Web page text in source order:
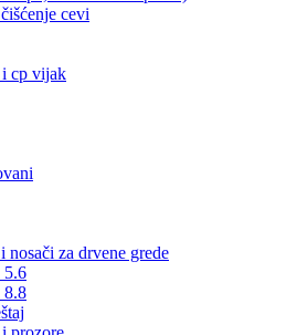
cevi
i cp vijak
nosači za drvene grede
5.6
8.8